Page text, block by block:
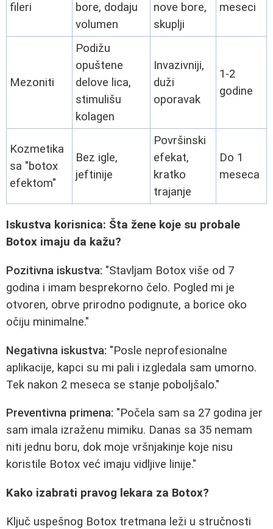
fileri
bore, dodaju
volumen
nove bore,
skuplji
meseci
Mezoniti
Podižu
opuštene
delove lica,
stimulišu
kolagen
Invazivniji,
duži
oporavak
1-2
godine
Kozmetika
sa "botox
efektom"
Bez igle,
jeftinije
Površinski
efekat,
kratko
trajanje
Do 1
meseca
Iskustva korisnica: Šta žene koje su probale
Botox imaju da kažu?
Pozitivna iskustva: "Stavljam Botox više od 7
godina i imam besprekorno čelo. Pogled mi je
otvoren, obrve prirodno podignute, a borice oko
očiju minimalne."
Negativna iskustva: "Posle neprofesionalne
aplikacije, kapci su mi pali i izgledala sam umorno.
Tek nakon 2 meseca se stanje poboljšalo."
Preventivna primena: "Počela sam sa 27 godina jer
sam imala izraženu mimiku. Danas sa 35 nemam
niti jednu boru, dok moje vršnjakinje koje nisu
koristile Botox već imaju vidljive linije."
Kako izabrati pravog lekara za Botox?
Ključ uspešnog Botox tretmana leži u stručnosti